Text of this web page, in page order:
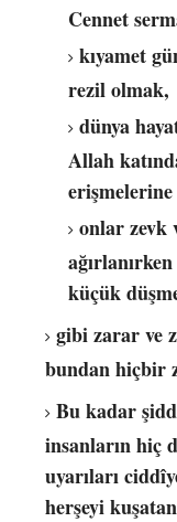
Cennet
kıyamet
rezil olmak,
dünya
Allah
onlar zevk
küçük
gibi zarar ve
bundan hiçbir
Bu kadar
insanların hiç
uyarıları
herşeyi